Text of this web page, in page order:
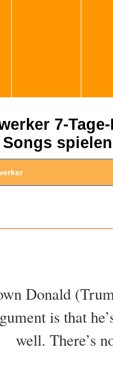
7-
spielen
Donald
is that
well. There’s